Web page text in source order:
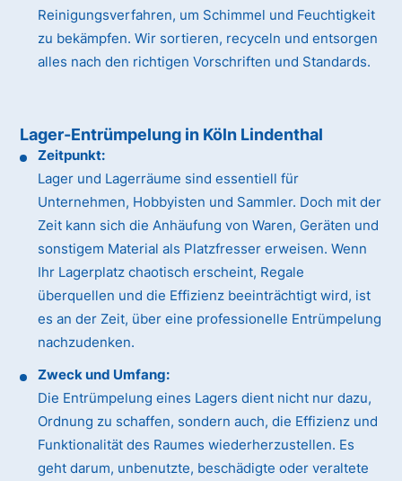
Reinigungsverfahren, um Schimmel und Feuchtigkeit
zu bekämpfen. Wir sortieren, recyceln und entsorgen
alles nach den richtigen Vorschriften und Standards.
Lager-Entrümpelung in Köln Lindenthal
Zeitpunkt:
Lager und Lagerräume sind essentiell für
Unternehmen, Hobbyisten und Sammler. Doch mit der
Zeit kann sich die Anhäufung von Waren, Geräten und
sonstigem Material als Platzfresser erweisen. Wenn
Ihr Lagerplatz chaotisch erscheint, Regale
überquellen und die Effizienz beeinträchtigt wird, ist
es an der Zeit, über eine professionelle Entrümpelung
nachzudenken.
Zweck und Umfang:
Die Entrümpelung eines Lagers dient nicht nur dazu,
Ordnung zu schaffen, sondern auch, die Effizienz und
Funktionalität des Raumes wiederherzustellen. Es
geht darum, unbenutzte, beschädigte oder veraltete